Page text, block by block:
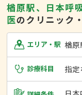
楢原駅、日本呼
医のクリニック
エリア・駅 楢原
診療科目 指定